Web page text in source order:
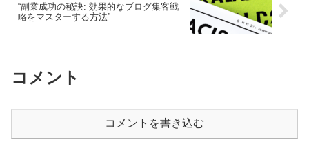
“副業成功の秘訣: 効果的なブログ集客戦
略をマスターする方法”
コメント
コメントを書き込む